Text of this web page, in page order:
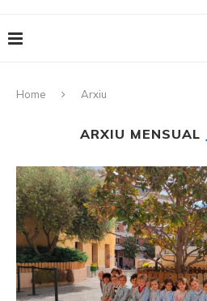
Home Arxiu
ARXIU MENSUAL